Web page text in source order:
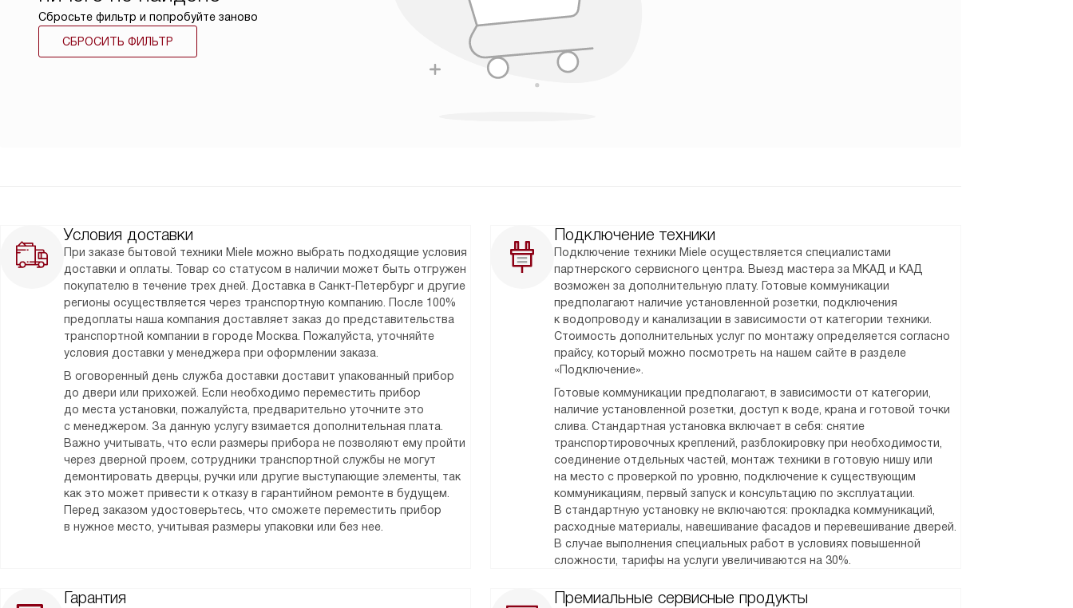
Сбросьте фильтр и попробуйте заново
СБРОСИТЬ ФИЛЬТР
Условия доставки
При заказе бытовой техники Miele можно выбрать подходящие условия
доставки и оплаты. Товар со статусом в наличии может быть отгружен
покупателю в течение трех дней. Доставка в Санкт-Петербург и другие
регионы осуществляется через транспортную компанию. После 100%
предоплаты наша компания доставляет заказ до представительства
транспортной компании в городе Москва. Пожалуйста, уточняйте
условия доставки у менеджера при оформлении заказа.
В оговоренный день служба доставки доставит упакованный прибор
до двери или прихожей. Если необходимо переместить прибор
до места установки, пожалуйста, предварительно уточните это
с менеджером. За данную услугу взимается дополнительная плата.
Важно учитывать, что если размеры прибора не позволяют ему пройти
через дверной проем, сотрудники транспортной службы не могут
демонтировать дверцы, ручки или другие выступающие элементы, так
как это может привести к отказу в гарантийном ремонте в будущем.
Перед заказом удостоверьтесь, что сможете переместить прибор
в нужное место, учитывая размеры упаковки или без нее.
Подключение техники
Подключение техники Miele осуществляется специалистами
партнерского сервисного центра. Выезд мастера за МКАД и КАД
возможен за дополнительную плату. Готовые коммуникации
предполагают наличие установленной розетки, подключения
к водопроводу и канализации в зависимости от категории техники.
Стоимость дополнительных услуг по монтажу определяется согласно
прайсу, который можно посмотреть на нашем сайте в разделе
«Подключение».
Готовые коммуникации предполагают, в зависимости от категории,
наличие установленной розетки, доступ к воде, крана и готовой точки
слива. Стандартная установка включает в себя: снятие
транспортировочных креплений, разблокировку при необходимости,
соединение отдельных частей, монтаж техники в готовую нишу или
на место с проверкой по уровню, подключение к существующим
коммуникациям, первый запуск и консультацию по эксплуатации.
В стандартную установку не включаются: прокладка коммуникаций,
расходные материалы, навешивание фасадов и перевешивание дверей.
В случае выполнения специальных работ в условиях повышенной
сложности, тарифы на услуги увеличиваются на 30%.
Гарантия Премиальные сервисные продукты